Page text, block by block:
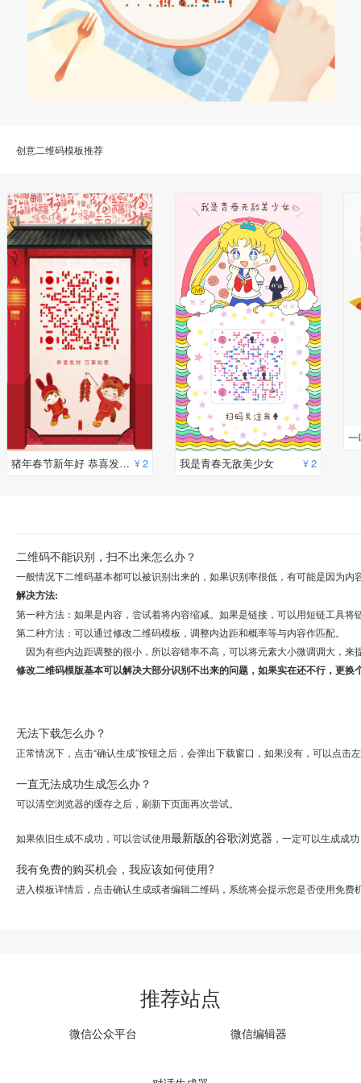
创意二维码模板推荐
猪年春节新年好 恭喜发财二维码图片 ¥2 我是青春无敌美少女 ¥2
二维码不能识别，扫不出来怎么办？
一般情况下二维码基本都可以被识别出来的，如果识别率很低，有可能是因为内
解决方法:
第一种方法：如果是内容，尝试着将内容缩减。如果是链接，可以用短链工具将
第二种方法：可以通过修改二维码模板，调整内边距和概率等与内容作匹配。
因为有些内边距调整的很小，所以容错率不高，可以将元素大小微调调大，来
修改二维码模版基本可以解决大部分识别不出来的问题，如果实在还不行，更换
无法下载怎么办？
正常情况下，点击“确认生成”按钮之后，会弹出下载窗口，如果没有，可以点击
一直无法成功生成怎么办？
可以清空浏览器的缓存之后，刷新下页面再次尝试。
如果依旧生成不成功，可以尝试使用最新版的谷歌浏览器 ，一定可以生成成
我有免费的购买机会，我应该如何使用?
进入模板详情后，点击确认生成或者编辑二维码，系统将会提示您是否使用免费
推荐站点
微信公众平台 微信编辑器